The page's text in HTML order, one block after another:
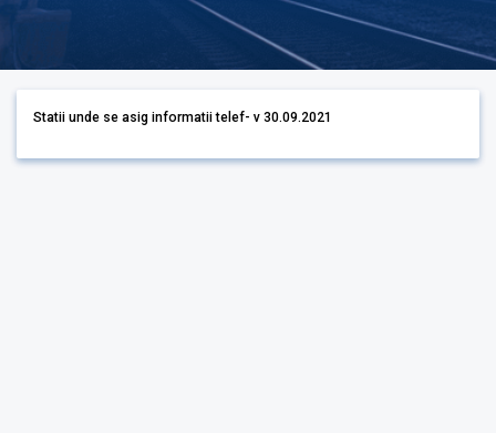
Statii unde se asig informatii telef- v 30.09.2021